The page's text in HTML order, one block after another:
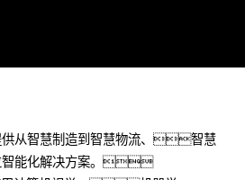
化工 物联网 AIOT 智能制造 智慧
从智慧制造到智慧物流、智慧
智能化解决方案。